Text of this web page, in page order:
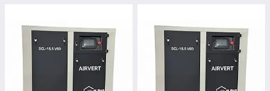
✔ Можлива комплектація: ресивер, осушувач, фільтри
✔ Обладнання в наявності на складі
📞 Підберемо компресор під вашу витрату повітря та умови